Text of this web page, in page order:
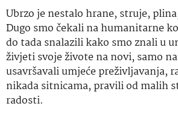
Ubrzo je nestalo hrane, struje,
Dugo smo čekali na humanitarne
do tada snalazili kako smo znali u
živjeti svoje živote na novi, samo
usavršavali umjeće preživljavanja,
nikada sitnicama, pravili od malih
radosti.